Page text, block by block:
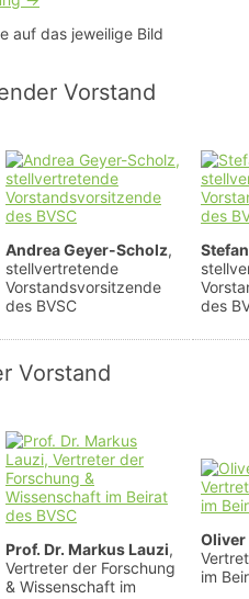
auf das jeweilige Bild
Vorstand
Andrea Geyer-Scholz,
stellvertretende
Vorstandsvorsitzende
des BVSC
des
Vorstand
Prof. Dr. Markus Lauzi,
Vertreter der Forschung
& Wissenschaft im
Oliver
im